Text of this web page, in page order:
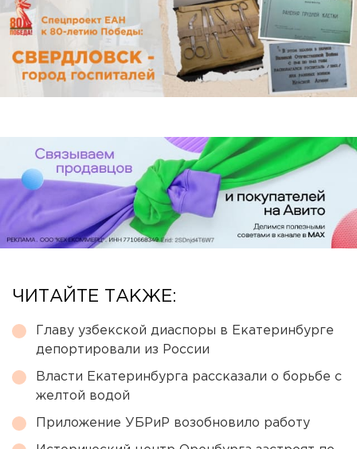
ЧИТАЙТЕ ТАКЖЕ:
Главу узбекской диаспоры в Екатеринбурге
депортировали из России
Власти Екатеринбурга рассказали о борьбе с
желтой водой
Приложение УБРиР возобновило работу